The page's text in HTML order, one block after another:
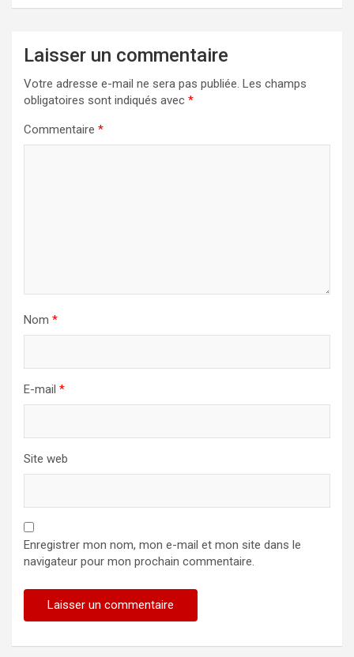
Laisser un commentaire
Votre adresse e-mail ne sera pas publiée. Les champs
obligatoires sont indiqués avec *
Commentaire *
Nom *
E-mail *
Site web
Enregistrer mon nom, mon e-mail et mon site dans le
navigateur pour mon prochain commentaire.